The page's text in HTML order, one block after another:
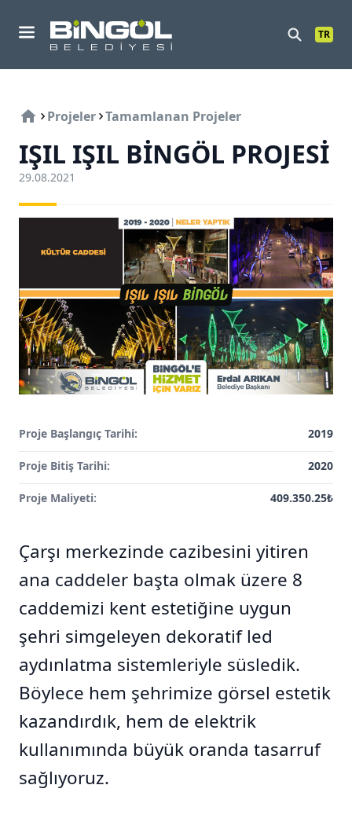
Mobil Menu TR
Projeler Tamamlanan Projeler
IŞIL IŞIL BINGÖL PROJESI
29.08.2021
Proje Başlangıç Tarihi: 2019
Proje Bitiş Tarihi: 2020
Proje Maliyeti: 409.350.25₺
Çarşı merkezinde cazibesini yitiren
ana caddeler başta olmak üzere 8
caddemizi kent estetiğine uygun
şehri simgeleyen dekoratif led
aydınlatma sistemleriyle süsledik.
Böylece hem şehrimize görsel estetik
kazandırdık, hem de elektrik
kullanımında büyük oranda tasarruf
sağlıyoruz.